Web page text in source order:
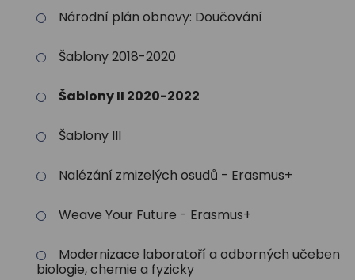
Národní plán obnovy: Doučování
Šablony 2018-2020
Šablony II 2020-2022
Šablony III
Nalézání zmizelých osudů - Erasmus+
Weave Your Future - Erasmus+
Modernizace laboratoří a odborných učeben
biologie, chemie a fyzicky